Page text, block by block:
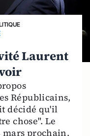
Laurent
Républicains,
décidé qu'il
chose". Le
mars prochain.